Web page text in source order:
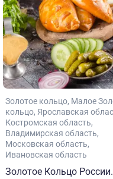
Золотое кольцо Малое
кольцо Ярославская
Костромская область
Владимирская область
Московская область
Ивановская область
Золотое Кольцо